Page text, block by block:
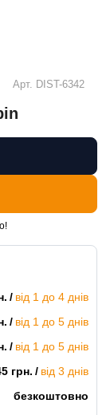
Арт. DIST-6342
від 1 до 4 днів
від 1 до 5 днів
від 1 до 5 днів
грн.
від 3 днів
безкоштовно